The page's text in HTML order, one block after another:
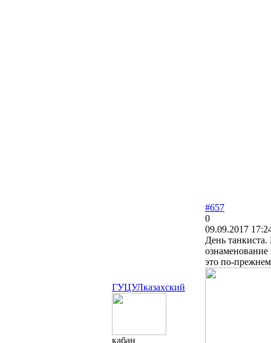
ГУЦУЛказахский
кабан
#657
0
09.09.2017
День
это по-